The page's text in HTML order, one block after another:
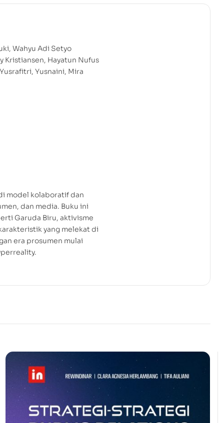
Wahyu Adi Setyo
Kristiansen, Hayatun Nufus
Yusnaini, Mira
model kolaboratif dan
dan media. Buku ini
Garuda Biru, aktivisme
yang melekat di
era prosumen mulai